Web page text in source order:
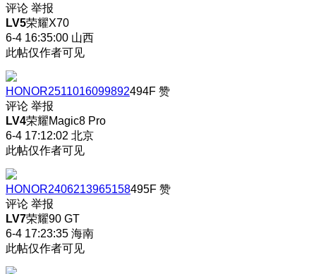
评论 举报
LV5荣耀X70
6-4 16:35:00 山西
此帖仅作者可见
HONOR2511016099892494F 赞
评论 举报
LV4荣耀Magic8 Pro
6-4 17:12:02 北京
此帖仅作者可见
HONOR2406213965158495F 赞
评论 举报
LV7荣耀90 GT
6-4 17:23:35 海南
此帖仅作者可见